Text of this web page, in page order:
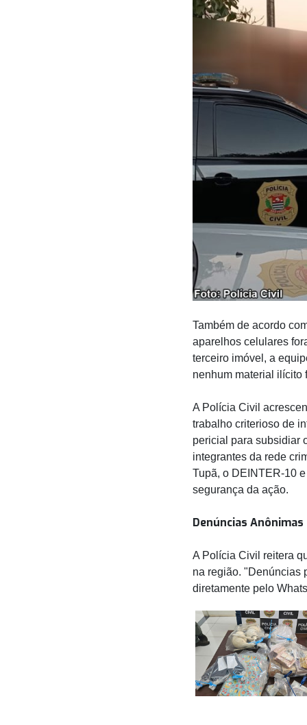
Também de acordo
aparelhos celulares
terceiro imóvel, a
nenhum material ilícito
A Polícia Civil
trabalho criterioso de
pericial para subsidiar
integrantes da rede
Tupã, o DEINTER-10
segurança da ação.
Denúncias Anônimas
A Polícia Civil reitera
na região. "Denúncias
diretamente pelo